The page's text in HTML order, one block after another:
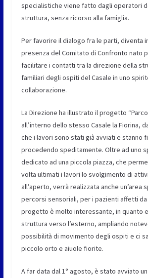
specialistiche viene fatto dagli operatori
struttura, senza ricorso alla famiglia.
Per favorire il dialogo fra le parti, diventa
presenza del Comitato di Confronto nato
facilitare i contatti tra la direzione della
familiari degli ospiti del Casale in uno
collaborazione.
La Direzione ha illustrato il progetto “Parco
all’interno dello stesso Casale la Fiorina,
che i lavori sono stati già avviati e stanno
procedendo speditamente. Oltre ad uno
dedicato ad una piccola piazza, che
volta ultimati i lavori lo svolgimento di
all’aperto, verrà realizzata anche un’area
percorsi sensoriali, per i pazienti affetti da
progetto è molto interessante, in quanto
struttura verso l’esterno, ampliando
possibilità di movimento degli ospiti e ci
piccolo orto e aiuole fiorite.
A far data dal 1° agosto, è stato avviato